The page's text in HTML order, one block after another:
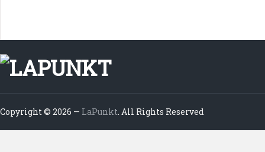
Copyright © 2026 — LaPunkt. All Rights Reserved